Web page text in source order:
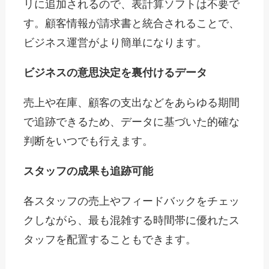
リに追加されるので、表計算ソフトは不要で
す。顧客情報が請求書と統合されることで、
ビジネス運営がより簡単になります。
ビジネスの意思決定を裏付けるデータ
売上や在庫、顧客の支出などをあらゆる期間
で追跡できるため、データに基づいた的確な
判断をいつでも行えます。
スタッフの成果も追跡可能
各スタッフの売上やフィードバックをチェッ
クしながら、最も混雑する時間帯に優れたス
タッフを配置することもできます。